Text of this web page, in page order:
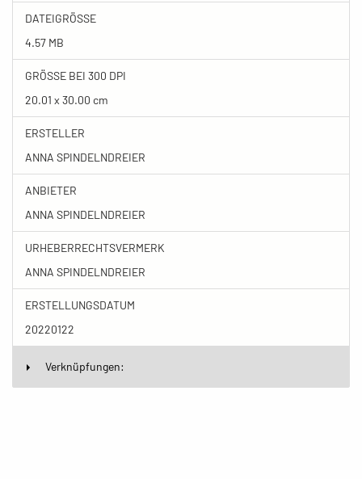
DATEIGRÖSSE
4.57 MB
GRÖSSE BEI 300 DPI
20.01 x 30.00 cm
ERSTELLER
ANNA SPINDELNDREIER
ANBIETER
ANNA SPINDELNDREIER
URHEBERRECHTSVERMERK
ANNA SPINDELNDREIER
ERSTELLUNGSDATUM
20220122
Verknüpfungen: